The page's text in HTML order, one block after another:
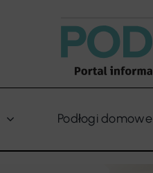
Podłogi domowe